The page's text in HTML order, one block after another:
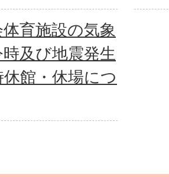
育施設の気象
及び地震発生
館・休場につ